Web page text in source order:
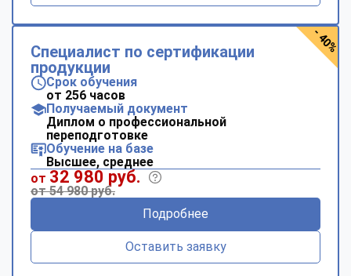
Специалист по сертификации
продукции
Срок обучения
от 256 часов
Получаемый документ
Диплом о профессиональной
переподготовке
Обучение на базе
Высшее, среднее
от 32 980 руб.
от 54 980 руб.
Подробнее
Оставить заявку
- 40%